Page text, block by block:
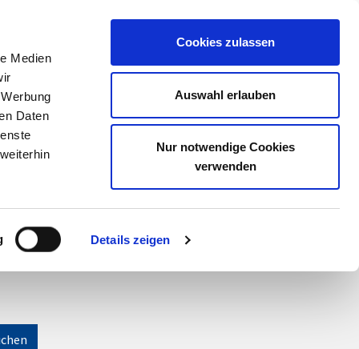
Medien
Daten
Details zeigen
Cookies zulassen
Auswahl erlauben
Nur notwendige Cookies
verwenden